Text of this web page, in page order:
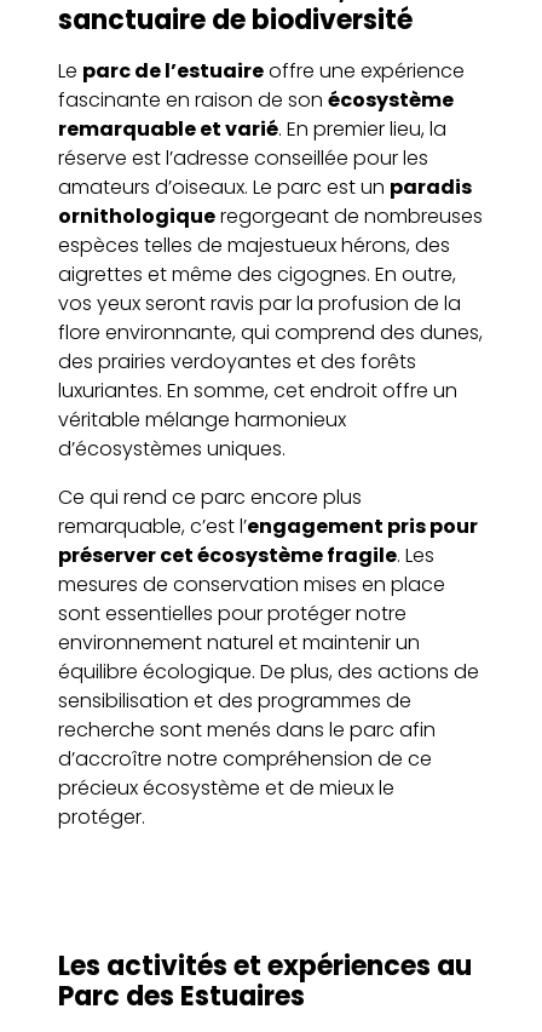
sanctuaire de biodiversité
Le parc de l’estuaireoffre une expérience
fascinante en raison de son écosystème
remarquable et varié. En premier lieu, la
réserve est l’adresse conseillée pour les
amateurs d’oiseaux. Le parc est un paradis
ornithologiqueregorgeant de nombreuses
espèces telles de majestueux hérons, des
aigrettes et même des cigognes. En outre,
vos yeux seront ravis par la profusion de la
flore environnante, qui comprend des dunes,
des prairies verdoyantes et des forêts
luxuriantes. En somme, cet endroit offre un
véritable mélange harmonieux
d’écosystèmes uniques.
Ce qui rend ce parc encore plus
remarquable, c’est l’engagement pris pour
préserver cet écosystème fragile. Les
mesures de conservation mises en place
sont essentielles pour protéger notre
environnement naturel et maintenir un
équilibre écologique. De plus, des actions de
sensibilisation et des programmes de
recherche sont menés dans le parc afin
d’accroître notre compréhension de ce
précieux écosystème et de mieux le
protéger.
Les activités et expériences au
Parc des Estuaires